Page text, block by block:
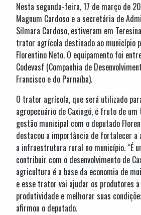
Nesta segunda-feira, 17 de março de
Magnum Cardoso e a secretária de
Silmara Cardoso, estiveram em
trator agrícola destinado ao município
Florentino Neto. O equipamento foi
Codevasf (Companhia de
Francisco e do Parnaíba).
O trator agrícola, que será utilizado
agropecuário de Caxingó, é fruto de
gestão municipal com o deputado
destacou a importância de fortalecer
a infraestrutura rural no município. “É
contribuir com o desenvolvimento de
agricultura é a base da economia de
e esse trator vai ajudar os produtores
produtividade e melhorar suas
afirmou o deputado.